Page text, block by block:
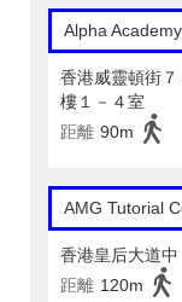
Alpha
香港威靈頓街７
樓１－４室
距離 90m
AMG Tutorial
香港皇后大道
距離 120m